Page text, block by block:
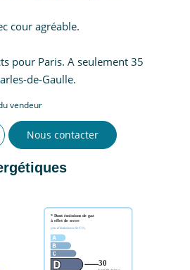
cour agréable.
pour Paris. A seulement 35
de-Gaulle.
vendeur
Nous contacter